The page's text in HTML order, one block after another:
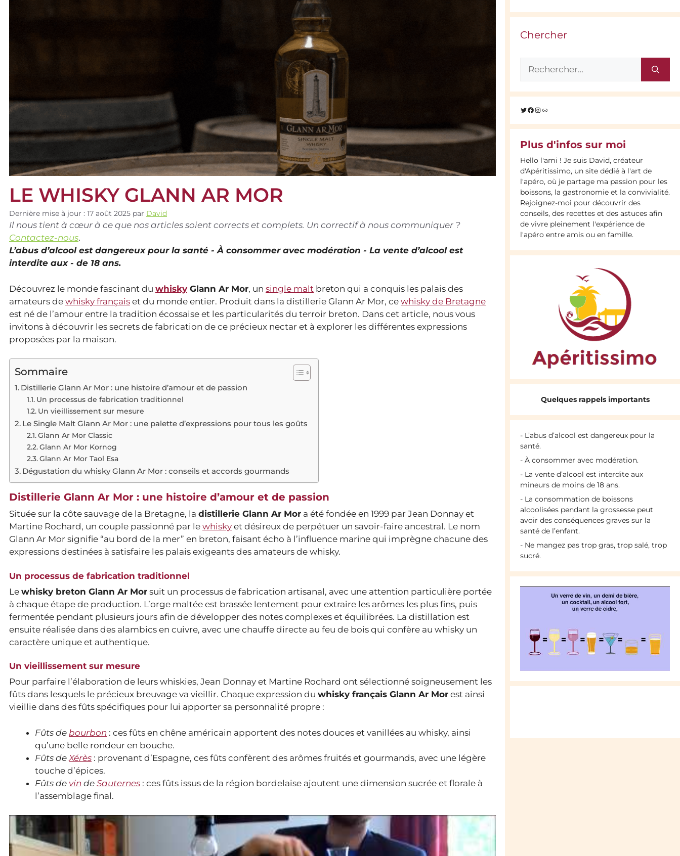
LE WHISKY GLANN AR MOR
Dernière mise à jour : 17 août 2025 par David
Il nous tient à cœur à ce que nos articles soient corrects et complets. Un correctif à nous communiquer ?
Contactez-nous.
L’abus d’alcool est dangereux pour la santé - À consommer avec modération - La vente d’alcool est
interdite aux - de 18 ans.
Découvrez le monde fascinant du whisky Glann Ar Mor, un single malt breton qui a conquis les palais des
amateurs de whisky français et du monde entier. Produit dans la distillerie Glann Ar Mor, ce whisky de Bretagne
est né de l’amour entre la tradition écossaise et les particularités du terroir breton. Dans cet article, nous vous
invitons à découvrir les secrets de fabrication de ce précieux nectar et à explorer les différentes expressions
proposées par la maison.
Sommaire
Distillerie Glann Ar Mor : une histoire d’amour et de passion
Un processus de fabrication traditionnel
Un vieillissement sur mesure
Le Single Malt Glann Ar Mor : une palette d’expressions pour tous les goûts
Glann Ar Mor Classic
Glann Ar Mor Kornog
Glann Ar Mor Taol Esa
Dégustation du whisky Glann Ar Mor : conseils et accords gourmands
Distillerie Glann Ar Mor : une histoire d’amour et de passion
Située sur la côte sauvage de la Bretagne, la distillerie Glann Ar Mor a été fondée en 1999 par Jean Donnay et
Martine Rochard, un couple passionné par le whisky et désireux de perpétuer un savoir-faire ancestral. Le nom
Glann Ar Mor signifie “au bord de la mer” en breton, faisant écho à l’influence marine qui imprègne chacune des
expressions destinées à satisfaire les palais exigeants des amateurs de whisky.
Un processus de fabrication traditionnel
Le whisky breton Glann Ar Mor suit un processus de fabrication artisanal, avec une attention particulière portée
à chaque étape de production. L’orge maltée est brassée lentement pour extraire les arômes les plus fins, puis
fermentée pendant plusieurs jours afin de développer des notes complexes et équilibrées. La distillation est
ensuite réalisée dans des alambics en cuivre, avec une chauffe directe au feu de bois qui confère au whisky un
caractère unique et authentique.
Un vieillissement sur mesure
Pour parfaire l’élaboration de leurs whiskies, Jean Donnay et Martine Rochard ont sélectionné soigneusement les
fûts dans lesquels le précieux breuvage va vieillir. Chaque expression du whisky français Glann Ar Mor est ainsi
vieillie dans des fûts spécifiques pour lui apporter sa personnalité propre :
Fûts de bourbon : ces fûts en chêne américain apportent des notes douces et vanillées au whisky, ainsi
qu’une belle rondeur en bouche.
Fûts de Xérès : provenant d’Espagne, ces fûts confèrent des arômes fruités et gourmands, avec une légère
touche d’épices.
Fûts de vin de Sauternes : ces fûts issus de la région bordelaise ajoutent une dimension sucrée et florale à
l’assemblage final.
Chercher
Rechercher :
Twitter
Facebook
Instagram
Lien
Plus d'infos sur moi
Hello l'ami ! Je suis David, créateur
d'Apéritissimo, un site dédié à l'art de
l'apéro, où je partage ma passion pour les
boissons, la gastronomie et la convivialité.
Rejoignez-moi pour découvrir des
conseils, des recettes et des astuces afin
de vivre pleinement l'expérience de
l'apéro entre amis ou en famille.
Quelques rappels importants
- L’abus d’alcool est dangereux pour la
santé.
- À consommer avec modération.
- La vente d’alcool est interdite aux
mineurs de moins de 18 ans.
- La consommation de boissons
alcoolisées pendant la grossesse peut
avoir des conséquences graves sur la
santé de l’enfant.
- Ne mangez pas trop gras, trop salé, trop
sucré.